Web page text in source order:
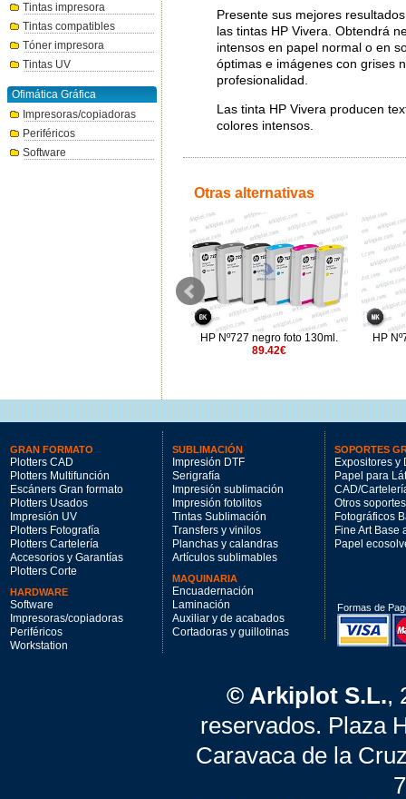
Tintas impresora
Tintas compatibles
Tóner impresora
Tintas UV
Ofimática Gráfica
Impresoras/copiadoras
Periféricos
Software
Presente sus mejores
las tintas HP Vivera. Obtendrá
intensos en papel normal o en
óptimas e imágenes con grises
profesionalidad.
Las tinta HP Vivera producen
colores intensos.
Otras alternativas
HP Nº727 negro foto 130ml.
89.42€
HP
GRAN FORMATO
Plotters CAD
Plotters Multifunción
Escáners Gran formato
Plotters Usados
Impresión UV
Plotters Fotografía
Plotters Cartelería
Accesorios y Garantías
Plotters Corte
HARDWARE
Software
Impresoras/copiadoras
Periféricos
Workstation
SUBLIMACIÓN
Impresión DTF
Serigrafía
Impresión sublimación
Impresión fotolitos
Tintas Sublimación
Transfers y vinilos
Planchas y calandras
Artículos sublimables
MAQUINARIA
Encuadernación
Laminación
Auxiliar y de acabados
Cortadoras y guillotinas
SOPORTES
Expositores y
Papel para
CAD/
Otros soportes
Fotográficos
Fine Art Base
Papel
Formas de
© Arkiplot S.L.,
reservados. Plaza
Caravaca de la